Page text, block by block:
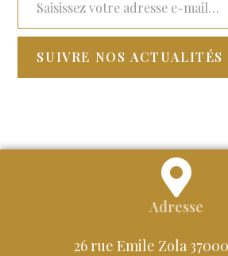
SUIVRE NOS ACTUALITÉS
Adresse
26 rue Emile Zola